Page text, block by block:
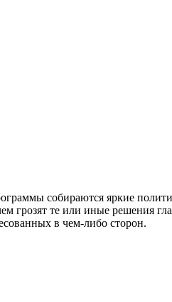
собираются яркие
те или иные решения
в чем-либо сторон.